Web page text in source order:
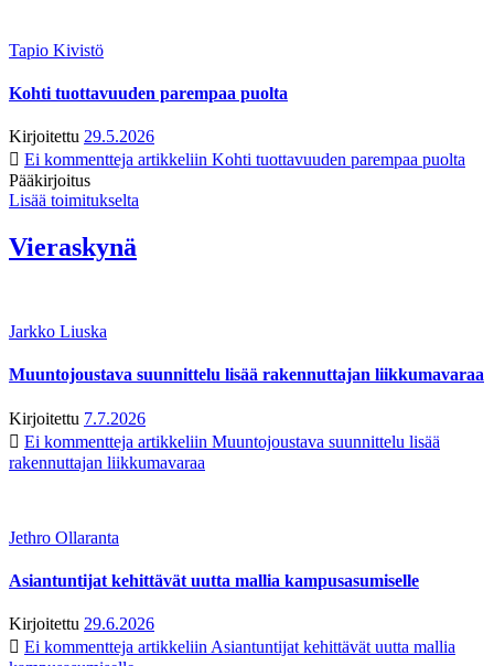
Tapio Kivistö
Kohti tuottavuuden parempaa puolta
Kirjoitettu 29.5.2026
Ei kommentteja artikkeliin Kohti tuottavuuden parempaa puolta
Pääkirjoitus
Lisää toimitukselta
Vieraskynä
Jarkko Liuska
Muuntojoustava suunnittelu lisää rakennuttajan liikkumavaraa
Kirjoitettu 7.7.2026
Ei kommentteja artikkeliin Muuntojoustava suunnittelu lisää
rakennuttajan liikkumavaraa
Jethro Ollaranta
Asiantuntijat kehittävät uutta mallia kampusasumiselle
Kirjoitettu 29.6.2026
Ei kommentteja artikkeliin Asiantuntijat kehittävät uutta mallia